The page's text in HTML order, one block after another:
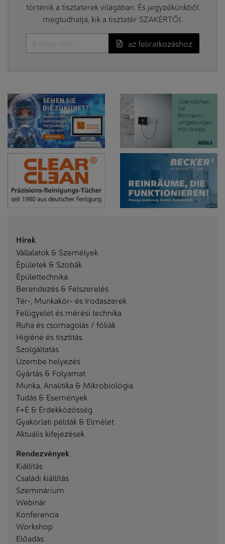
történik a tisztaterek világában. És jegyzékünkből
megtudhatja, kik a tisztatér SZAKÉRTŐI.
az feliratkozáshoz
Hírek
Vállalatok & Személyek
Épületek & Szobák
Épülettechnika
Berendezés & Felszerelés
Tér-, Munkakör- és Irodaszerek
Felügyelet és mérési technika
Ruha és csomagolás / fóliák
Higiéné és tisztítás
Szolgáltatás
Üzembe helyezés
Gyártás & Folyamat
Munka, Analitika & Mikrobiológia
Tudás & Események
F+E & Érdekközösség
Gyakorlati példák & Elmélet
Aktuális kifejezések
Rendezvények
Kiállítás
Családi kiállítás
Szeminárium
Webinár
Konferencia
Workshop
Előadás